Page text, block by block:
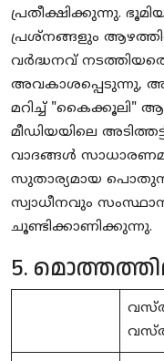
പ്രതീക്ഷിക്കുന്നു.
പ്രശ്നങ്ങളും
വർദ്ധനവ്
അവകാശപ്പെടുന്നു,
മറിച്ച് "കൈക്കൂലി"
മീഡിയയിലെ
വാദങ്ങൾ
സുതാര്യമായ
സ്വാധീനവും
ചൂണ്ടിക്കാണിക്കുന്നു.
5.